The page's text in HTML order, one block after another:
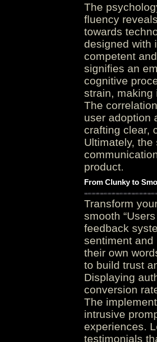
The
fluency
towards
designed with
competent
signifies an
cognitive
strain, making
The
user adoption
crafting clear,
Ultimately,
product.
From Clunky to
Transform
smooth
feedback
sentiment and
their own
to build trust
Displaying
conversion
The
intrusive
experiences.
testimonials